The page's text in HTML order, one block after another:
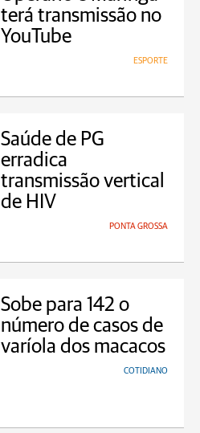
terá transmissão no
YouTube
ESPORTE
Saúde de PG
erradica
transmissão vertical
de HIV
PONTA GROSSA
Sobe para 142 o
número de casos de
varíola dos macacos
COTIDIANO